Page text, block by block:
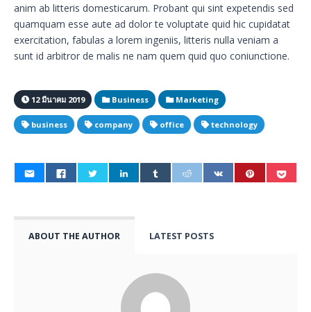
anim ab litteris domesticarum. Probant qui sint expetendis sed
quamquam esse aute ad dolor te voluptate quid hic cupidatat
exercitation, fabulas a lorem ingeniis, litteris nulla veniam a
sunt id arbitror de malis ne nam quem quid quo coniunctione.
12 มีนาคม 2019 Business Marketing
business company office technology
ABOUT THE AUTHOR LATEST POSTS